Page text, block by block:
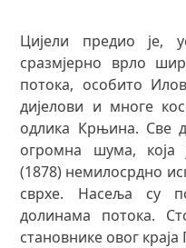
Цијели предио је,
сразмјерно врло
потока, особито
дијелови и многе
одлика Крњина. Све
огромна шума, која
(1878) немилосрдно
сврхе. Насеља су
долинама потока.
становнике овог